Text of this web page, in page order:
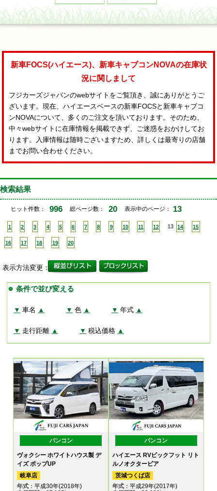
新車FOCS(ハイエース)、新車キャブコンNOVAの在庫状
況に関しまして
フジカーズジャパンのwebサイトをご覧頂き、誠にありがとうご
ざいます。現在、ハイエースベースの新車FOCSと新車キャブコ
ンNOVAについて、多くのご注文を頂いております。そのため、
中々webサイトに在庫情報を掲載できず、ご迷惑をおかけしてお
ります。入庫情報は随時ございますため、詳しくは最寄りの店舗
までお問い合わせください。
検索結果
ヒット件数： 996 総ページ数： 20 表示中のページ： 13
1 2 3 4 5 6 7 8 9 10 11 12 13 14 15
16 17 18 19 20
表示方法変更：
条件で並び変える
▼ 車名 ▲ ▼ 色 ▲ ▼ 年式 ▲
▼ 走行距離 ▲ ▼ 税込価格 ▲
バンコン
ヴォクシー ホワイトハウス製 デ
イズ ポップUP
岐阜店
年式 ：平成30年(2018年)
バンコン
ハイエース RVビックフット リト
ルノオクタービア
茨城つくば店
年式：平成29年(2017年)